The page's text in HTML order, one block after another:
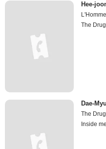
Hee-
The
Dae-
The
Inside